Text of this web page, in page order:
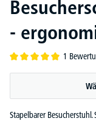
-
1
Stapelbarer